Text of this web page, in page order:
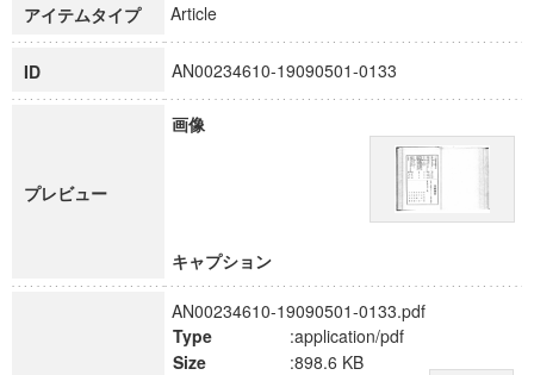
博士課程教育リーディングプログラム「超成熟社会発展のサ
アイテムタイプ Article
ID AN00234610-19090501-0133
プレビュー
画像
キャプション
AN00234610-19090501-0133.pdf
Type
:application/pdf
Size
:898.6 KB